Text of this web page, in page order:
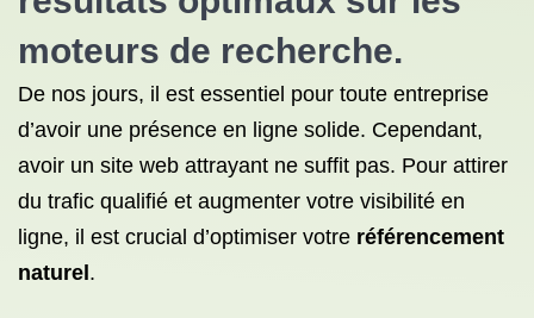
moteurs de recherche.
De nos jours, il est essentiel pour toute entreprise
d’avoir une présence en ligne solide. Cependant,
avoir un site web attrayant ne suffit pas. Pour attirer
du trafic qualifié et augmenter votre visibilité en
ligne, il est crucial d’optimiser votre référencement
naturel .